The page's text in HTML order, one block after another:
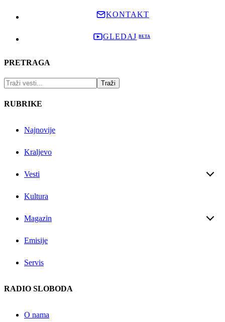
KONTAKT
GLEDAJ
PRETRAGA
RUBRIKE
Najnovije
Kraljevo
Vesti
Kultura
Magazin
Emisije
Servis
RADIO SLOBODA
O nama